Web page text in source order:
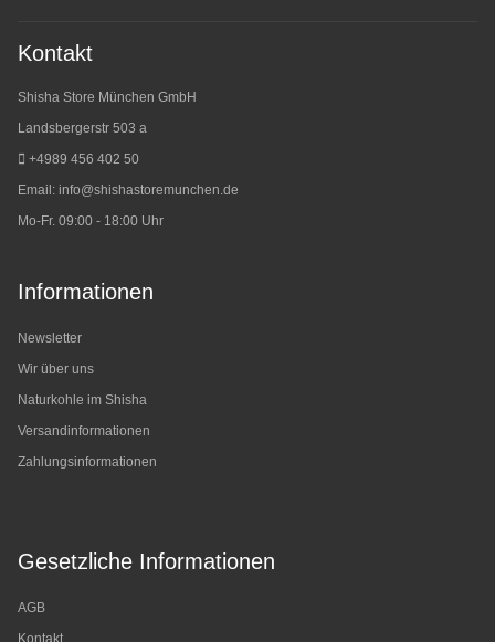
Kontakt
Shisha Store München GmbH
Landsbergerstr 503 a
+4989 456 402 50
Email: info@shishastoremunchen.de
Mo-Fr. 09:00 - 18:00 Uhr
Informationen
Newsletter
Wir über uns
Naturkohle im Shisha
Versandinformationen
Zahlungsinformationen
Gesetzliche Informationen
AGB
Kontakt